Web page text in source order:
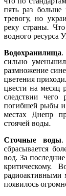
пять раз
тревогу, но
реку страны.
водного ресурса
Водохранилища.
сильно
размножение
цветения
цвести на месяц
следствии чего
погибшей рыбы и
местах Днепр
стоячей воды.
Сточные воды.
сбрасывается
вод. За
критическому.
радиоактивными
появилось